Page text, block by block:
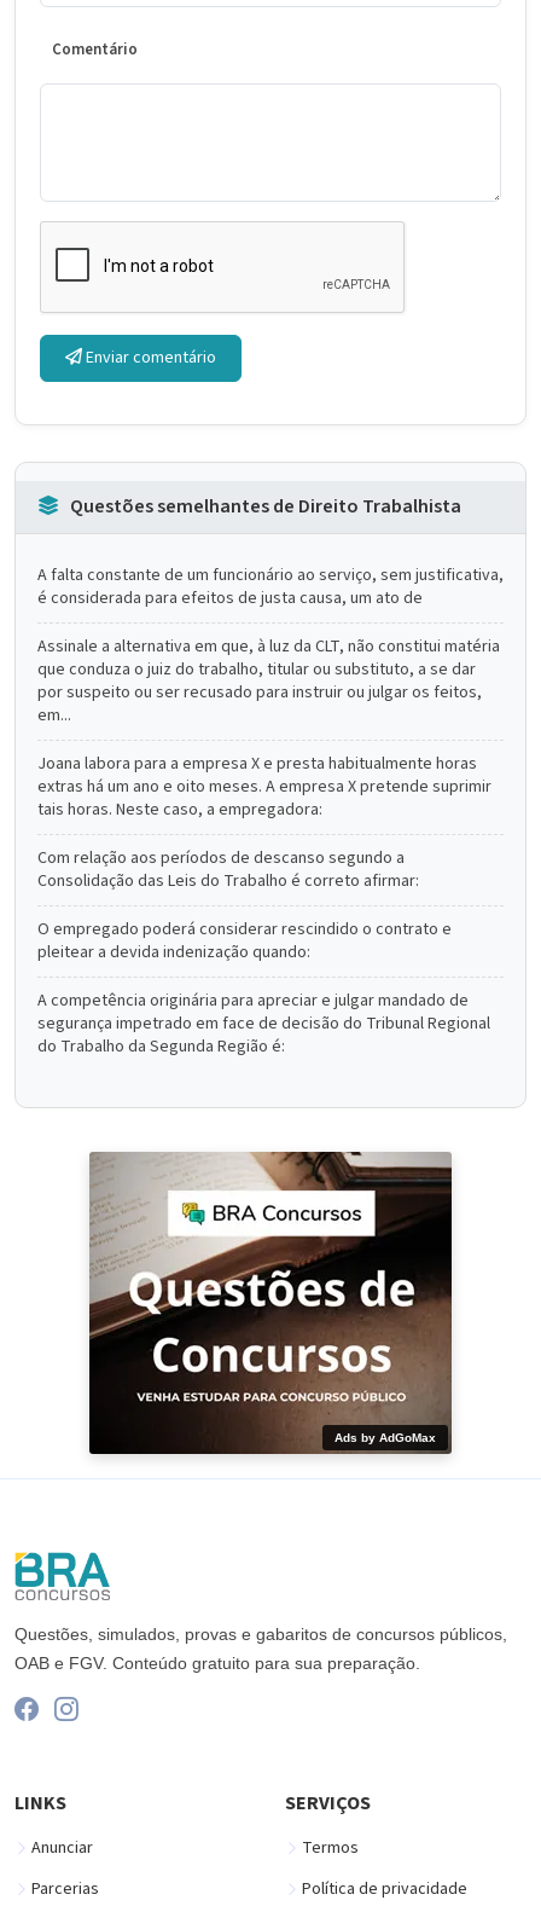
Comentário
Enviar comentário
Questões semelhantes de Direito Trabalhista
A falta constante de um funcionário ao serviço, sem justificativa,
é considerada para efeitos de justa causa, um ato de
Assinale a alternativa em que, à luz da CLT, não constitui matéria
que conduza o juiz do trabalho, titular ou substituto, a se dar
por suspeito ou ser recusado para instruir ou julgar os feitos,
em...
Joana labora para a empresa X e presta habitualmente horas
extras há um ano e oito meses. A empresa X pretende suprimir
tais horas. Neste caso, a empregadora:
Com relação aos períodos de descanso segundo a
Consolidação das Leis do Trabalho é correto afirmar:
O empregado poderá considerar rescindido o contrato e
pleitear a devida indenização quando:
A competência originária para apreciar e julgar mandado de
segurança impetrado em face de decisão do Tribunal Regional
do Trabalho da Segunda Região é:
Ads by AdGoMax
Questões, simulados, provas e gabaritos de concursos públicos,
OAB e FGV. Conteúdo gratuito para sua preparação.
LINKS
Anunciar
Parcerias
SERVIÇOS
Termos
Política de privacidade